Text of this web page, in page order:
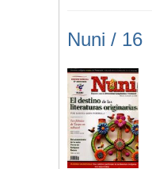
Nuni / 16